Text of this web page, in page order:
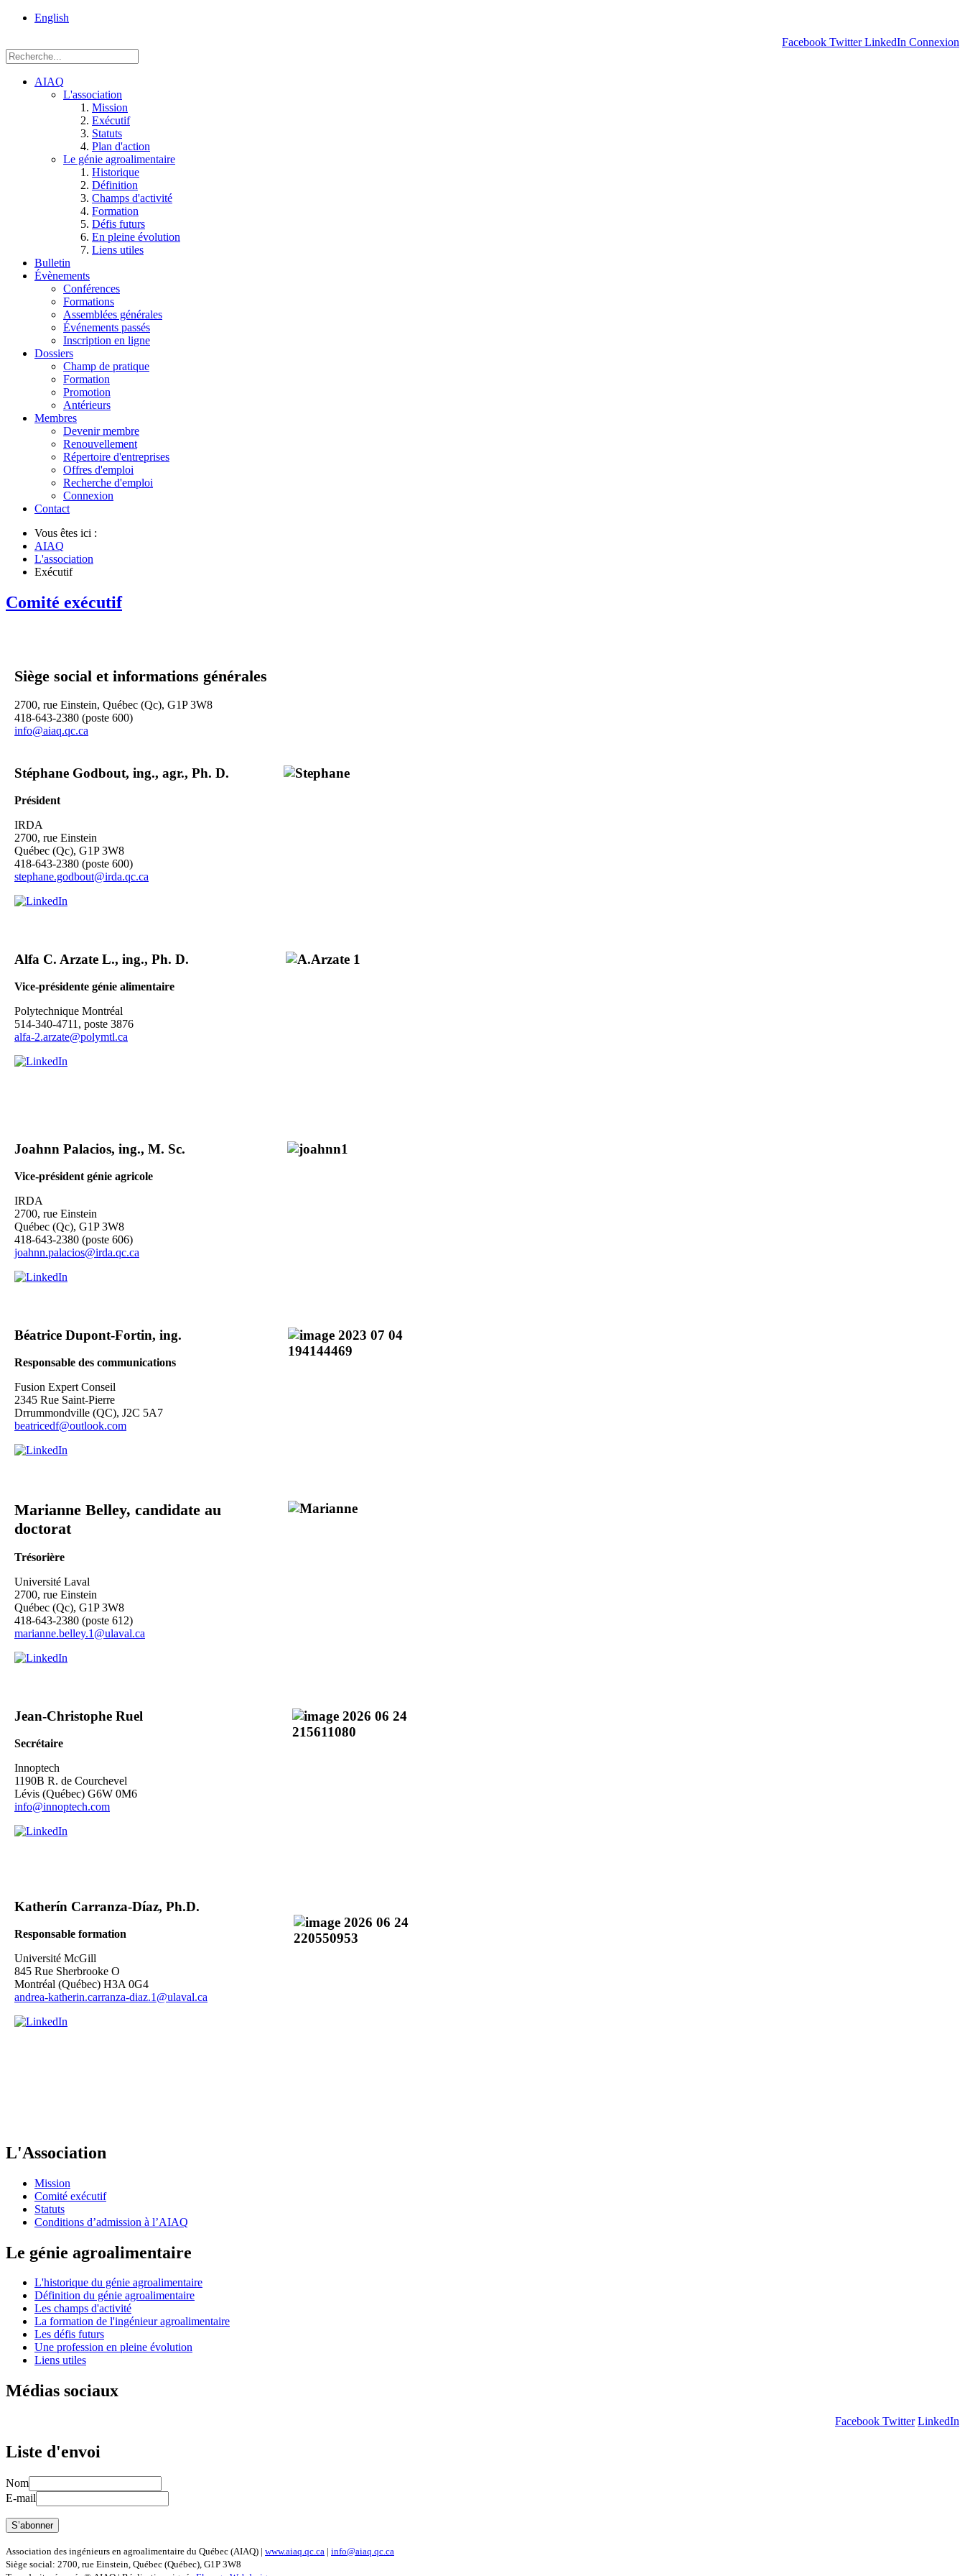
English
Facebook Twitter LinkedIn Connexion
AIAQ
L'association
Mission
Exécutif
Statuts
Plan d'action
Le génie agroalimentaire
Historique
Définition
Champs d'activité
Formation
Défis futurs
En pleine évolution
Liens utiles
Bulletin
Évènements
Conférences
Formations
Assemblées générales
Événements passés
Inscription en ligne
Dossiers
Champ de pratique
Formation
Promotion
Antérieurs
Membres
Devenir membre
Renouvellement
Répertoire d'entreprises
Offres d'emploi
Recherche d'emploi
Connexion
Contact
Vous êtes ici :
AIAQ
L'association
Exécutif
Comité exécutif
Siège social et informations générales
2700, rue Einstein, Québec (Qc), G1P 3W8
418-643-2380 (poste 600)
info@aiaq.qc.ca
Stéphane Godbout, ing., agr., Ph. D.
Président
IRDA
2700, rue Einstein
Québec (Qc), G1P 3W8
418-643-2380 (poste 600)
stephane.godbout@irda.qc.ca
Alfa C. Arzate L., ing., Ph. D.
Vice-présidente génie alimentaire
Polytechnique Montréal
514-340-4711, poste 3876
alfa-2.arzate@polymtl.ca
Joahnn Palacios, ing., M. Sc.
Vice-président génie agricole
IRDA
2700, rue Einstein
Québec (Qc), G1P 3W8
418-643-2380 (poste 606)
joahnn.palacios@irda.qc.ca
Béatrice Dupont-Fortin, ing.
Responsable des communications
Fusion Expert Conseil
2345 Rue Saint-Pierre
Drrummondville (QC), J2C 5A7
beatricedf@outlook.com
Marianne Belley, candidate au
doctorat
Trésorière
Université Laval
2700, rue Einstein
Québec (Qc), G1P 3W8
418-643-2380 (poste 612)
marianne.belley.1@ulaval.ca
Jean-Christophe Ruel
Secrétaire
Innoptech
1190B R. de Courchevel
Lévis (Québec) G6W 0M6
info@innoptech.com
Katherín Carranza-Díaz, Ph.D.
Responsable formation
Université McGill
845 Rue Sherbrooke O
Montréal (Québec) H3A 0G4
andrea-katherin.carranza-diaz.1@ulaval.ca
L'Association
Mission
Comité exécutif
Statuts
Conditions d’admission à l’AIAQ
Le génie agroalimentaire
L'historique du génie agroalimentaire
Définition du génie agroalimentaire
Les champs d'activité
La formation de l'ingénieur agroalimentaire
Les défis futurs
Une profession en pleine évolution
Liens utiles
Médias sociaux
Facebook Twitter LinkedIn
Liste d'envoi
Nom
E-mail
Association des ingénieurs en agroalimentaire du Québec (AIAQ) | www.aiaq.qc.ca | info@aiaq.qc.ca
Siège social: 2700, rue Einstein, Québec (Québec), G1P 3W8
Einstein, Québec
G1P